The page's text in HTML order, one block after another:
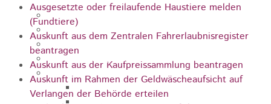
Gewerbegebiete
Unternehmen
Starkregenrisiko und Hochwasser
Breitbandausbau
Breitbandausbau Graue Flecken
Ausgesetzte oder freilaufende Haustiere melden
(Fundtiere)
Auskunft aus dem Zentralen Fahrerlaubnisregister
beantragen
Auskunft aus der Kaufpreissammlung beantragen
Auskunft im Rahmen der Geldwäscheaufsicht auf
Verlangen der Behörde erteilen